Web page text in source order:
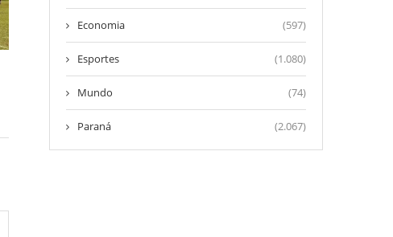
Economia (597)
Esportes (1.080)
Mundo (74)
Paraná (2.067)